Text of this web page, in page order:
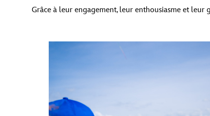
Grâce à leur engagement, leur enthousiasme et